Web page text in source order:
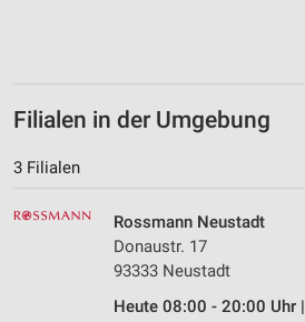
Filialen in der Umgebung
3 Filialen
Rossmann Neustadt
Donaustr. 17
93333 Neustadt
Heute 08:00 - 20:00 Uhr |